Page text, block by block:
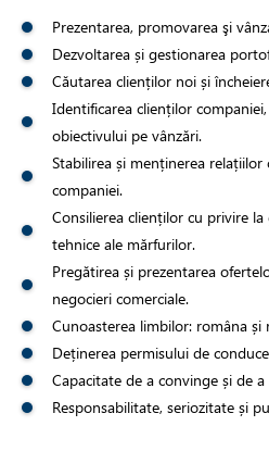
Prezentarea, promovarea şi
Dezvoltarea și gestionarea
Căutarea clienților noi și
Identificarea clienților
obiectivului pe vânzări.
Stabilirea și menținerea relațiilor
companiei.
Consilierea clienților cu privire la
tehnice ale mărfurilor.
Pregătirea și prezentarea
negocieri comerciale.
Cunoasterea limbilor: româna și
Deținerea permisului de
Capacitate de a convinge și de
Responsabilitate, seriozitate și